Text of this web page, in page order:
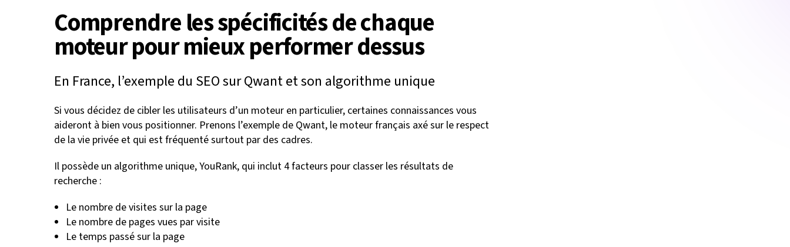
Comprendre les spécificités de chaque
moteur pour mieux performer dessus
En France, l’exemple du SEO sur Qwant et son algorithme unique
Si vous décidez de cibler les utilisateurs d’un moteur en particulier, certaines connaissances vous
aideront à bien vous positionner. Prenons l’exemple de Qwant, le moteur français axé sur le respect
de la vie privée et qui est fréquenté surtout par des cadres.
Il possède un algorithme unique, YouRank, qui inclut 4 facteurs pour classer les résultats de
recherche :
Le nombre de visites sur la page
Le nombre de pages vues par visite
Le temps passé sur la page